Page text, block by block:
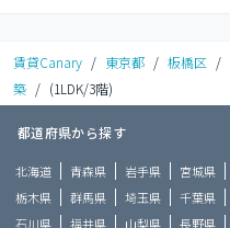
賃貸Canary / 東京都 / 板橋区 /
築 / (1LDK/3階)
都道府県から探す
北海道 青森県 岩手県 宮城県
栃木県
群馬県 埼玉県 千葉県
石川県
福井県 山梨県 長野県